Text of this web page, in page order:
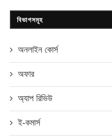
বিভাগসমূহ
অনলাইন কোর্স
অফার
অ্যাপ রিভিউ
ই-কমার্স